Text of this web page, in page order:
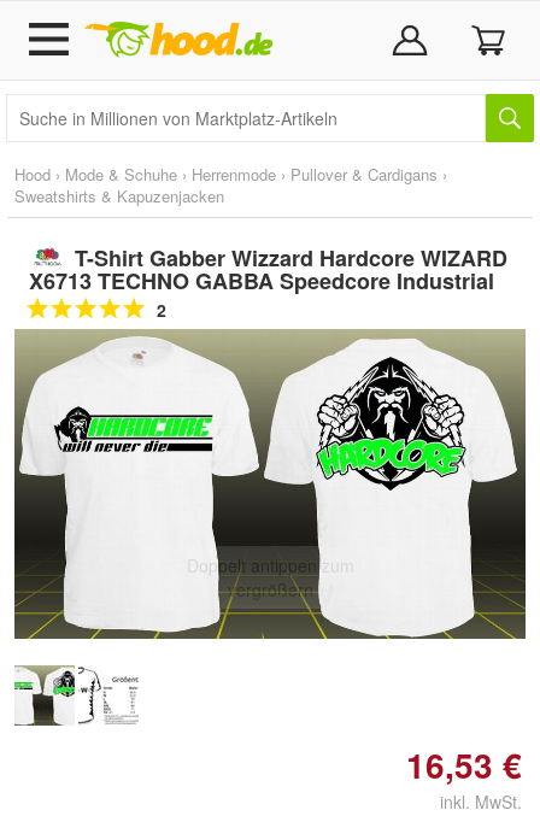
Hood › Mode & Schuhe › Herrenmode › Pullover & Cardigans ›
Sweatshirts & Kapuzenjacken
T-Shirt Gabber Wizzard Hardcore WIZARD
X6713 TECHNO GABBA Speedcore Industrial
2
Doppelt antippen zum
vergrößern
16,53 €
inkl. MwSt.